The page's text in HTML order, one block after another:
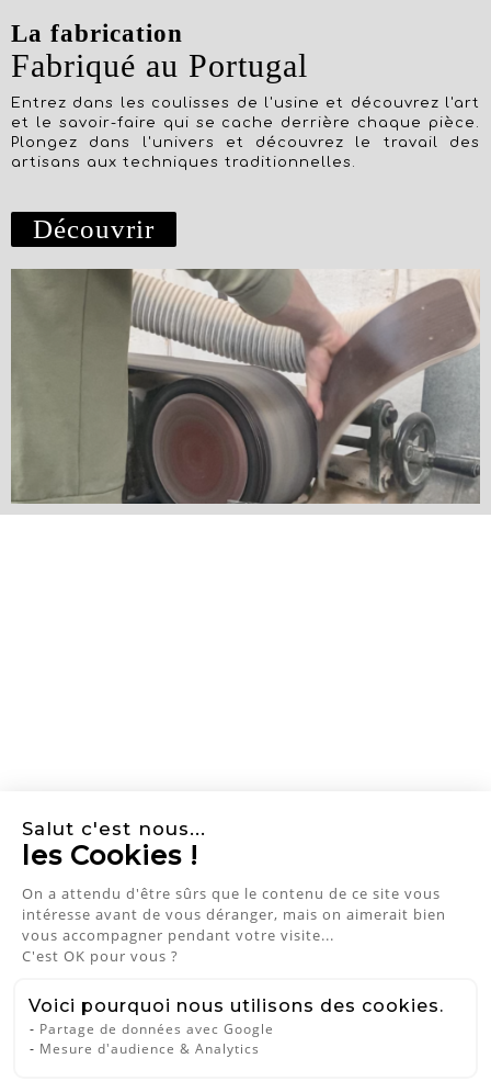
La fabrication
Fabriqué au Portugal
Entrez dans les coulisses de l'usine et découvrez l'art
et le savoir-faire qui se cache derrière chaque pièce.
Plongez dans l'univers et découvrez le travail des
artisans aux techniques traditionnelles.
Découvrir
NEWSLETTER
J'accepte les conditions générales et
la politique de confidentialité
les Cookies !
contenu de ce site vous intéresse
avant de vous déranger, mais on aimerait bien vous
accompagner pendant votre visite...
C'est OK pour vous ?
Voici pourquoi nous utilisons des cookies.
Partage de données avec Google
Mesure d'audience & Analytics